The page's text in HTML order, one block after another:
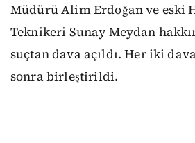
Müdürü Alim Erdoğan ve eski
Teknikeri Sunay Meydan
suçtan dava açıldı. Her iki
sonra birleştirildi.